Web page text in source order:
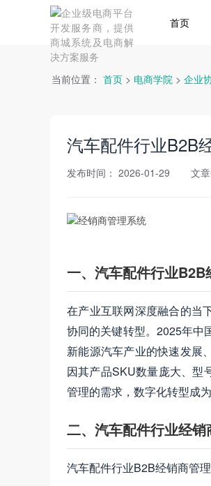
首页
当前位置： 首页 > 电商学院 > 企业
汽车配件行业B2B
发布时间： 2026-01-29 文
一、汽车配件行业
在产业互联网深度融合的当
协同的关键转型。2025年中
新能源汽车产业的快速发展
因其产品SKU数量庞大、型
管理的需求，数字化转型成
二、汽车配件行业经
汽车配件行业B2B经销商管